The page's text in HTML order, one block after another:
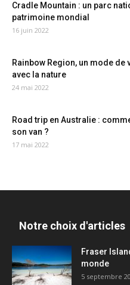
Cradle Mountain : un parc
patrimoine mondial
16 juin 2022
Rainbow Region, un mode de
avec la nature
24 mai 2022
Road trip en Australie :
son van ?
17 mai 2022
Notre choix d'articles
Fraser
monde
5 septembre